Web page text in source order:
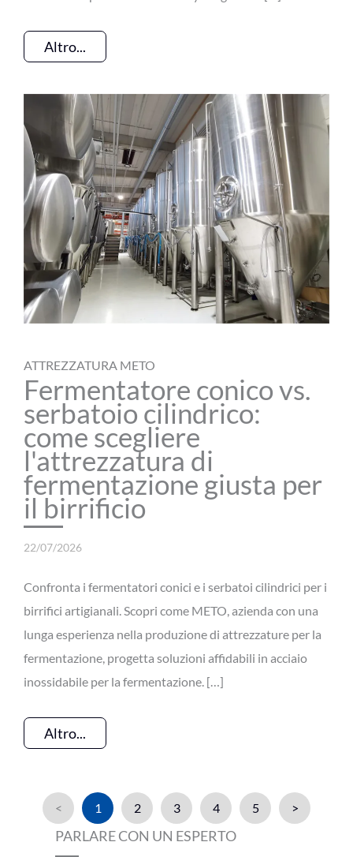
Altro...
ATTREZZATURA METO
Fermentatore conico vs.
serbatoio cilindrico:
come scegliere
l'attrezzatura di
fermentazione giusta per
il birrificio
22/07/2026
Confronta i fermentatori conici e i serbatoi cilindrici per i
birrifici artigianali. Scopri come METO, azienda con una
lunga esperienza nella produzione di attrezzature per la
fermentazione, progetta soluzioni affidabili in acciaio
inossidabile per la fermentazione. […]
Altro...
< 1 2 3 4 5 >
PARLARE CON UN ESPERTO